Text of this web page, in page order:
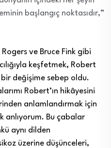
başlangıç noktasıdır,”
Rogers ve Bruce Fink gibi
keşfetmek, Robert
değişime sebep oldu.
Robert’ın hikâyesini
anlamlandırmak için
anlıyorum. Bu çabalar
aynı dilden
üzerine düşünceleri,